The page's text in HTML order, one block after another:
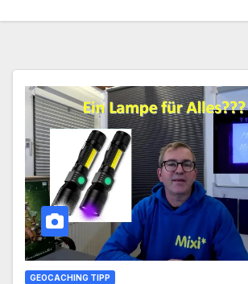
GEOCACHING TIPP